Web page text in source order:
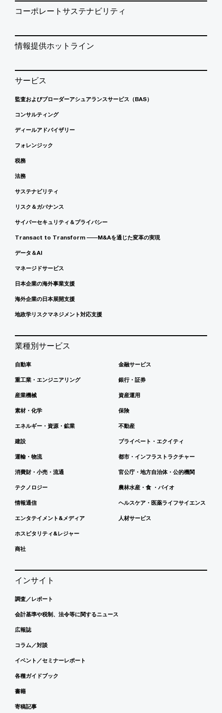
コーポレートサステナビリティ
情報提供ホットライン
サービス
監査およびブローダーアシュアランスサービス（BAS）
コンサルティング
ディールアドバイザリー
フォレンジック
税務
法務
サステナビリティ
リスク＆ガバナンス
サイバーセキュリティ＆プライバシー
Transact to Transform ――M&Aを通じた変革の実現
データ＆AI
マネージドサービス
日本企業の海外事業支援
海外企業の日本展開支援
地政学リスクマネジメント対応支援
業種別サービス
自動車
重工業・エンジニアリング
産業機械
素材・化学
エネルギー・資源・鉱業
建設
運輸・物流
消費財・小売・流通
テクノロジー
情報通信
エンタテイメント&メディア
ホスピタリティ&レジャー
商社
金融サービス
銀行・証券
資産運用
保険
不動産
プライベート・エクイティ
都市・インフラストラクチャー
官公庁・地方自治体・公的機関
農林水産・食 ・バイオ
ヘルスケア・医薬ライフサイエンス
人材サービス
インサイト
調査／レポート
会計基準や税制、法令等に関するニュース
広報誌
コラム／対談
イベント／セミナーレポート
各種ガイドブック
書籍
寄稿記事